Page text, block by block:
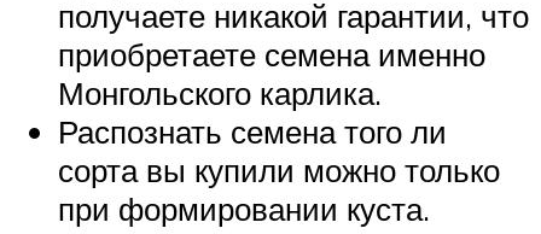
получаете никакой гарантии, что
приобретаете семена именно
Монгольского карлика.
Распознать семена того ли
сорта вы купили можно только
при формировании куста.